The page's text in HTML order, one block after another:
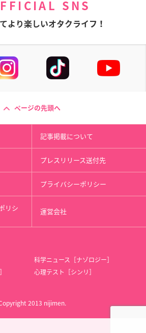
SNS
より楽しいオタクライフ！
ページの先頭へ
記事掲載について
プレスリリース送付先
プライバシーポリシー
リシ 運営会社
科学ニュース［ナゾロジー］
心理テスト［シンリ］
2013 nijimen.